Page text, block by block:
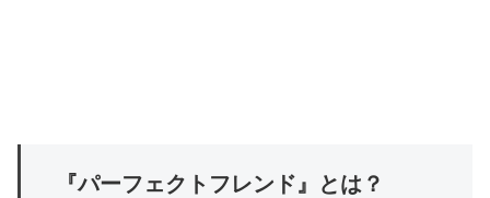
『パーフェクトフレンド』とは？